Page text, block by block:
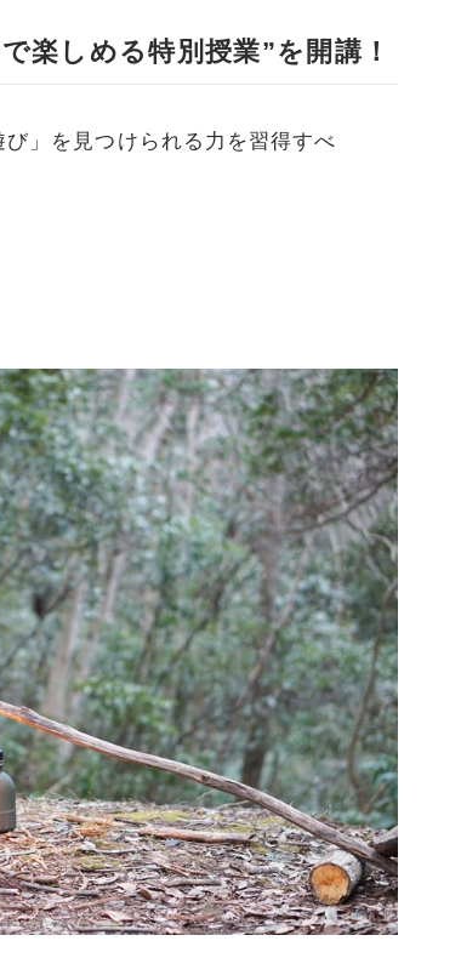
楽しめる特別授業”を開講！
」を見つけられる力を習得すべ